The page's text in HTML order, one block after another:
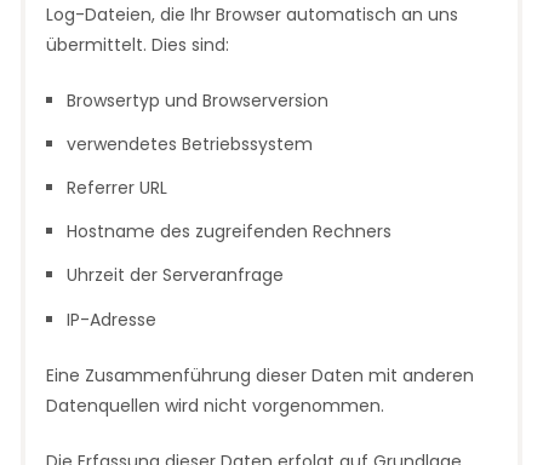
Log-Dateien, die Ihr Browser automatisch an uns
übermittelt. Dies sind:
Browsertyp und Browserversion
verwendetes Betriebssystem
Referrer URL
Hostname des zugreifenden Rechners
Uhrzeit der Serveranfrage
IP-Adresse
Eine Zusammenführung dieser Daten mit anderen
Datenquellen wird nicht vorgenommen.